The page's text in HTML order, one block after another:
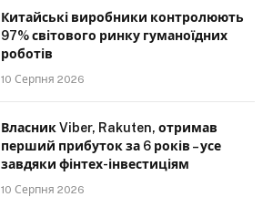
Китайські виробники контролюють
97% світового ринку гуманоїдних
роботів
10 Серпня 2026
Власник Viber, Rakuten, отримав
перший прибуток за 6 років – усе
завдяки фінтех-інвестиціям
10 Серпня 2026